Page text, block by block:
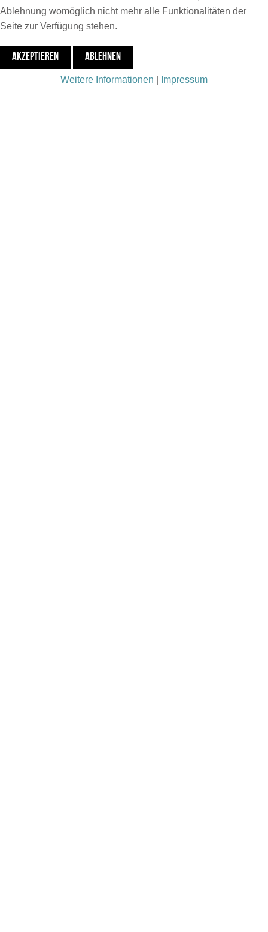
Ablehnung womöglich nicht mehr alle Funktionalitäten der
Seite zur Verfügung stehen.
AKZEPTIEREN ABLEHNEN
Weitere Informationen Impressum